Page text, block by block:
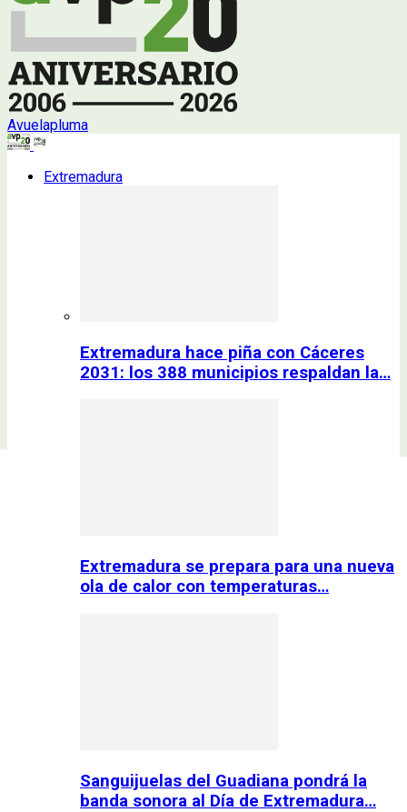
Avuelapluma
Extremadura
Extremadura hace piña con Cáceres
2031: los 388 municipios respaldan la…
Extremadura se prepara para una nueva
ola de calor con temperaturas…
Sanguijuelas del Guadiana pondrá la
banda sonora al Día de Extremadura…